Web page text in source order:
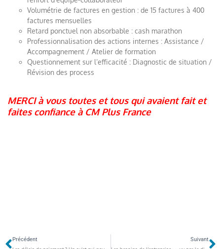
Volumétrie de factures en gestion : de 15 factures à 400
factures mensuelles
Retard ponctuel non absorbable : cash marathon
Professionnalisation des actions internes : Assistance /
Accompagnement / Atelier de formation
Questionnement sur l’efficacité : Diagnostic de situation /
Révision des process
MERCI à vous toutes et tous qui avaient fait et
faites confiance à CM Plus France
Précédent Suivant